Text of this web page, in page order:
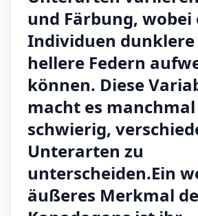
und Färbung, wobei
Individuen dunklere
hellere Federn
können. Diese
macht es manchmal
schwierig,
Unterarten zu
unterscheiden.Ein
äußeres Merkmal